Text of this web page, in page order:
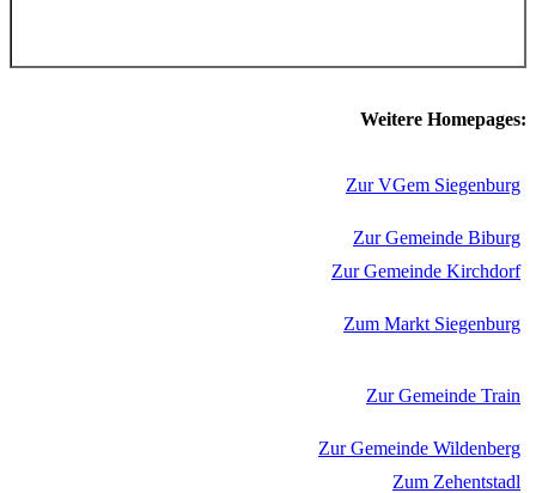
Weitere Homepages:
Zur VGem Siegenburg
Zur Gemeinde Biburg
Zur Gemeinde Kirchdorf
Zum Markt Siegenburg
Zur Gemeinde Train
Zur Gemeinde Wildenberg
Zum Zehentstadl